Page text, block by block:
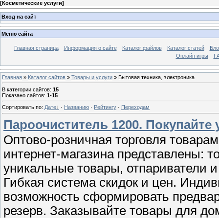
[Косметические услуги]
Вход на сайт
Меню сайта
Главная страница Информация о сайте Каталог файлов Каталог статей
Онлайн игры
Главная » Каталог сайтов » Товары и услуги » Бытовая техника, электроника
В категории сайтов: 15
Показано сайтов: 1-15
Сортировать по: Дате · Названию · Рейтингу · Переходам
Пароочиститель 1200. Покупайте
Оптово-розничная торговля
интернет-магазина представлены:
уникальные товары, отпариватели
Гибкая система скидок и цен.
возможность сформировать
резерв. Заказывайте товары для